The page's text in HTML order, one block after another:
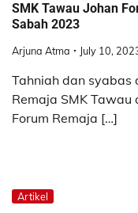
SMK Tawau Johan
Sabah 2023
Arjuna Atma July 10,
Tahniah dan syabas
Remaja SMK
Forum Remaja […]
Artikel